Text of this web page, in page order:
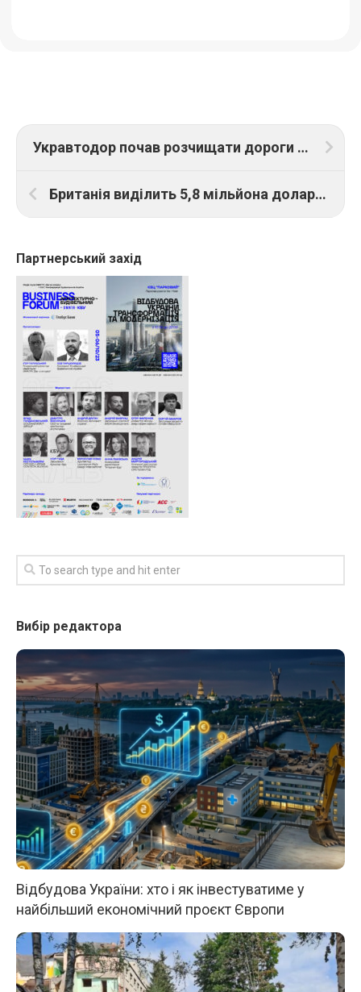
Укравтодор почав розчищати дороги Херсонщини
Британія виділить 5,8 мільйона доларів на відновлення української енергосистеми
Партнерський захід
Вибір редактора
Відбудова України: хто і як інвестуватиме у
найбільший економічний проєкт Європи